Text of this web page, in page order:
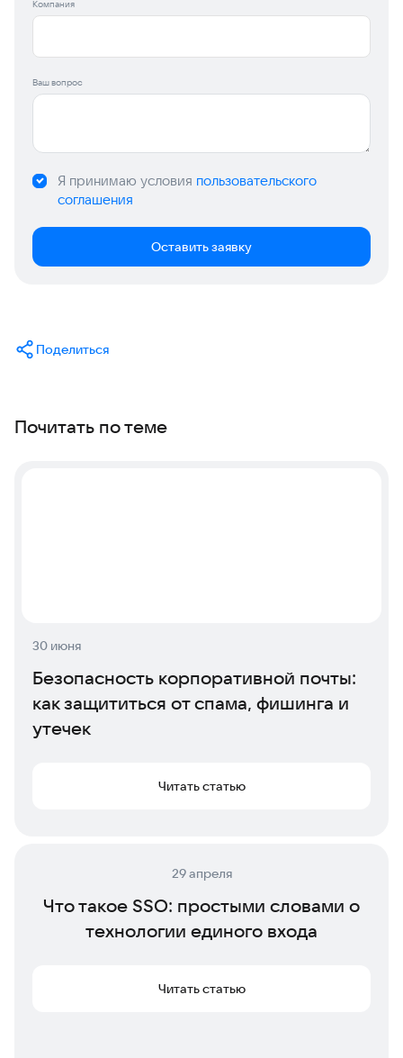
Компания
Ваш вопрос
Я принимаю условия пользовательского
соглашения
Оставить заявку
Поделиться
Почитать по теме
30 июня
Безопасность корпоративной почты:
как защититься от спама, фишинга и
утечек
Читать статью
29 апреля
Что такое SSO: простыми словами о
технологии единого входа
Читать статью